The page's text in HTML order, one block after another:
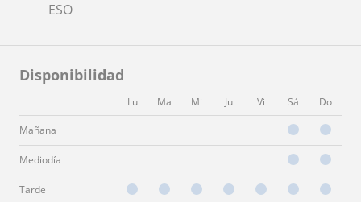
ESO
Disponibilidad
Lu Ma Mi Ju Vi Sá Do
Mañana
Mediodía
Tarde